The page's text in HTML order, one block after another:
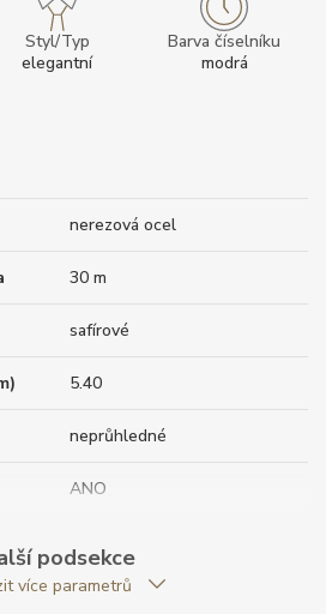
Styl/Typ
elegantní
Barva číselníku
modrá
nerezová ocel
30 m
safírové
5.40
neprůhledné
ANO
38.00
podsekce
více parametrů